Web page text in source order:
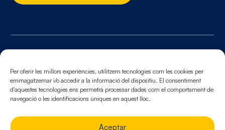
Per oferir les millors experiències, utilitzem tecnologies com les cookies per
emmagatzemar i/o accedir a la informació del dispositiu. El consentiment
d'aquestes tecnologies ens permetrà processar dades com el comportament de
navegació o les identificacions úniques en aquest lloc.
Aceptar
Aviso legal. Política de cookies. Política de
privacidad